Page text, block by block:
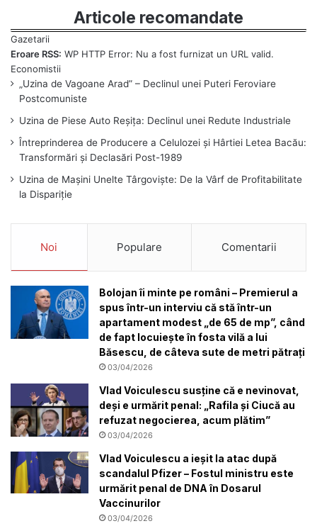
Articole recomandate
Eroare RSS: WP HTTP Error: Nu a fost furnizat un URL valid.
„Uzina de Vagoane Arad” – Declinul unei Puteri Feroviare
Postcomuniste
Uzina de Piese Auto Reșița: Declinul unei Redute Industriale
Întreprinderea de Producere a Celulozei și Hârtiei Letea Bacău:
Transformări și Declasări Post-1989
Uzina de Mașini Unelte Târgoviște: De la Vârf de Profitabilitate
la Dispariție
Noi Populare Comentarii
Bolojan îi minte pe români – Premierul a
spus într-un interviu că stă într-un
apartament modest „de 65 de mp”, când
de fapt locuiește în fosta vilă a lui
Băsescu, de câteva sute de metri pătrați
03/04/2026
Vlad Voiculescu susține că e nevinovat,
deși e urmărit penal: „Rafila și Ciucă au
refuzat negocierea, acum plătim”
03/04/2026
Vlad Voiculescu a ieșit la atac după
scandalul Pfizer – Fostul ministru este
urmărit penal de DNA în Dosarul
Vaccinurilor
03/04/2026